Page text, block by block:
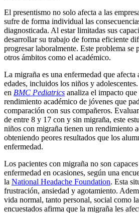
El presentismo no solo afecta a las
sufre de forma individual las
diagnosticada. Al estar limitadas sus
desarrollar su trabajo de forma eficiente
progresar laboralmente. Este problema se
otros ámbitos como el académico.
La migraña es una enfermedad que afecta
edades, incluidos los niños y
en BMC Pediatrics analiza el impacto
rendimiento académico de jóvenes que
comparación con sus compañeros.
de entre 8 y 17 con y sin migraña, este
niños con migraña tienen un rendimiento
obteniendo peores resultados que los
enfermedad.
Los pacientes con migraña no son
enfermedad en ocasiones, según una
la National Headache Foundation. Esta
frustración, ansiedad y agotamiento.
vida normal, tanto personal, social como
encuestados afirma que la migraña les